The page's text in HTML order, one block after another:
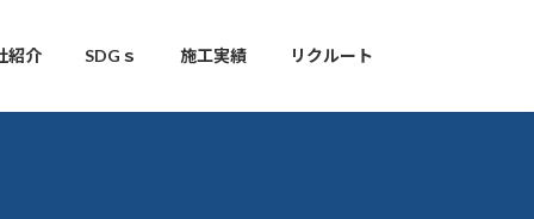
紹介 SDGｓ 施工実績 リクルート